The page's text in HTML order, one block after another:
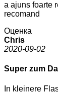
a ajuns foarte
recomand
Оценка
Chris
2020-09-02
Super zum
In kleinere